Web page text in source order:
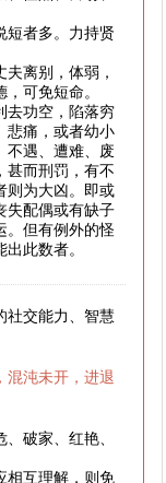
短者多。力持贤
离别，体弱，
可免短命。
去功空，陷落穷
悲痛，或者幼小
不遇、遭难、废
甚而刑罚，有不
则为大凶。即或
失配偶或有缺子
。但有例外的怪
此数者。
社交能力、智慧
混沌未开，进退
破家、红艳、
相互理解，则免